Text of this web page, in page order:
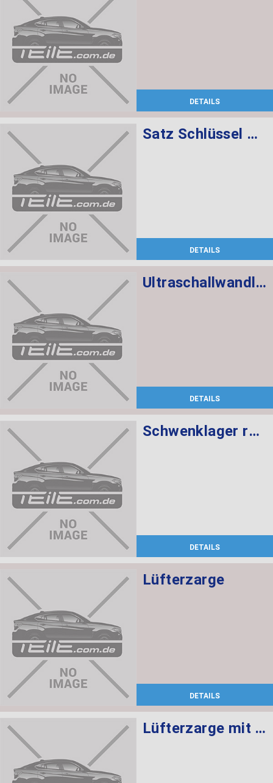
DETAILS
Satz Schlüssel mit CAS-Steuergerät 868 MHZ
DETAILS
Ultraschallwandler schwarz
DETAILS
Schwenklager rechts
DETAILS
Lüfterzarge
DETAILS
Lüfterzarge mit Lüfter 600W